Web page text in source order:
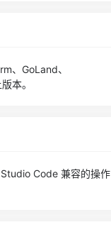
、GoLand、
本。
Code 兼容的操作